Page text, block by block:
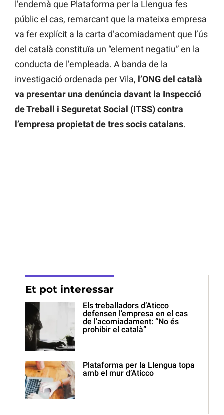
l’endemà que Plataforma per la Llengua fes
públic el cas, remarcant que la mateixa empresa
va fer explícit a la carta d’acomiadament que l’ús
del català constituïa un “element negatiu” en la
conducta de l’empleada. A banda de la
investigació ordenada per Vila, l’ONG del català
va presentar una denúncia davant la Inspecció
de Treball i Seguretat Social (ITSS) contra
l’empresa propietat de tres socis catalans.
Et pot interessar
Els treballadors d’Aticco
defensen l’empresa en el cas
de l’acomiadament: “No és
prohibir el català”
Plataforma per la Llengua topa
amb el mur d’Aticco